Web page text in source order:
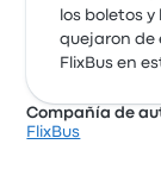
los boletos
quejaron de
FlixBus en
Compañía de
FlixBus